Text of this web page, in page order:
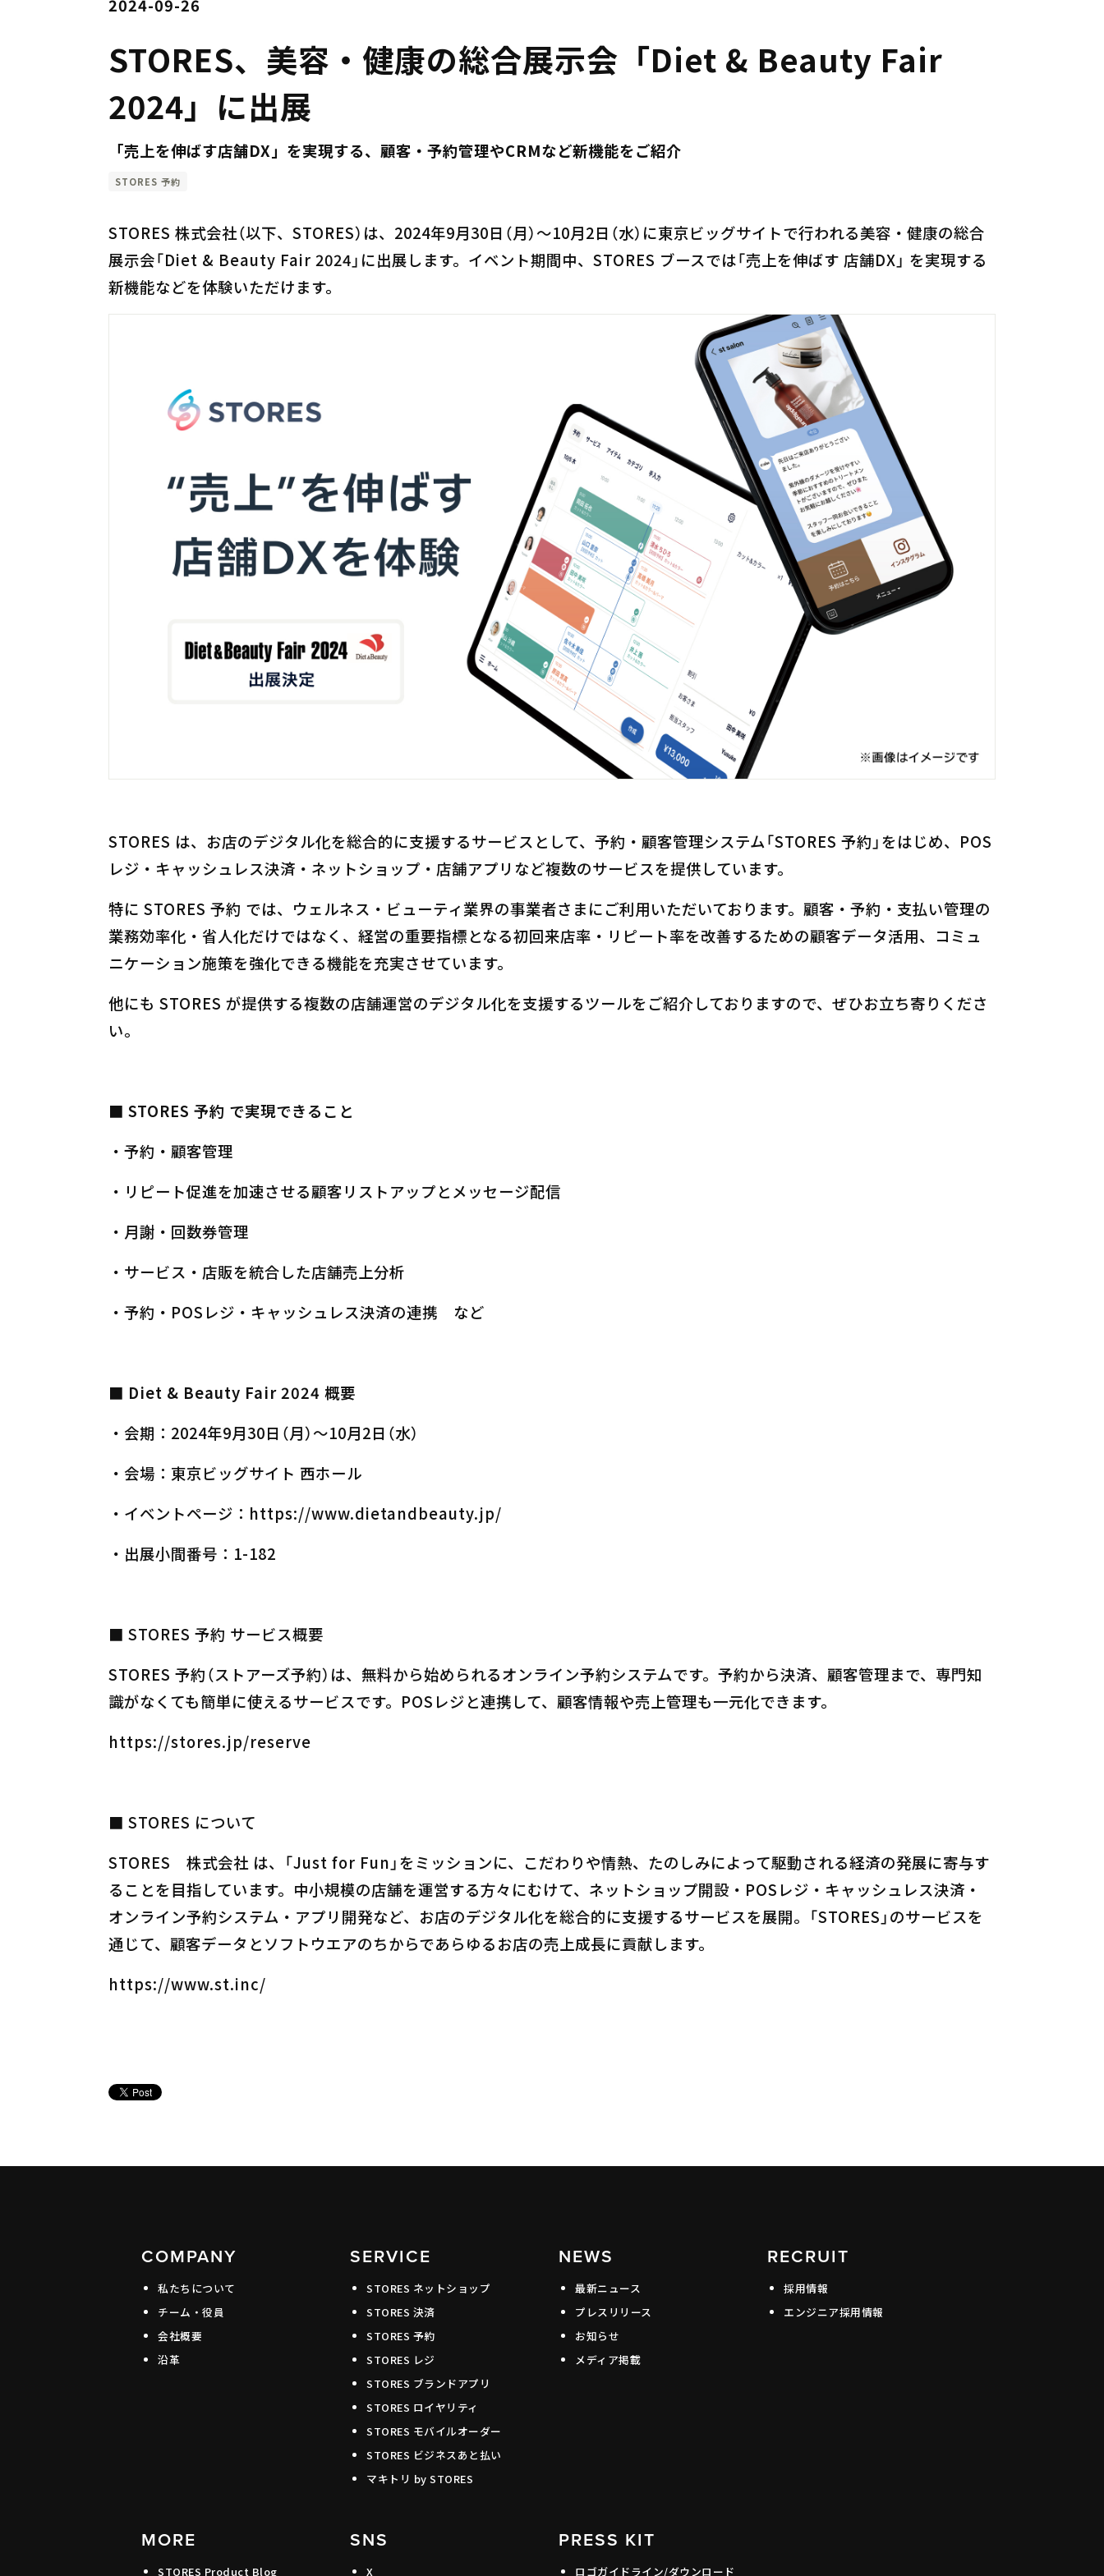
2024-09-26
STORES、美容・健康の総合展示会「Diet & Beauty Fair
2024」に出展
「売上を伸ばす店舗DX」を実現する、顧客・予約管理やCRMなど新機能をご紹介
STORES 予約
STORES 株式会社（以下、STORES）は、2024年9月30日（月）〜10月2日（水）に東京ビッグサイトで行われる美容・健康の総合
展示会「Diet & Beauty Fair 2024」に出展します。イベント期間中、STORES ブースでは「売上を伸ばす 店舗DX」 を実現する
新機能などを体験いただけます。
STORES は、お店のデジタル化を総合的に支援するサービスとして、予約・顧客管理システム「STORES 予約」をはじめ、POS
レジ・キャッシュレス決済・ネットショップ・店舗アプリなど複数のサービスを提供しています。
特に STORES 予約 では、ウェルネス・ビューティ業界の事業者さまにご利用いただいております。顧客・予約・支払い管理の
業務効率化・省人化だけではなく、経営の重要指標となる初回来店率・リピート率を改善するための顧客データ活用、コミュ
ニケーション施策を強化できる機能を充実させています。
他にも STORES が提供する複数の店舗運営のデジタル化を支援するツールをご紹介しておりますので、ぜひお立ち寄りくださ
い。
■ STORES 予約 で実現できること
・予約・顧客管理
・リピート促進を加速させる顧客リストアップとメッセージ配信
・月謝・回数券管理
・サービス・店販を統合した店舗売上分析
・予約・POSレジ・キャッシュレス決済の連携 など
■ Diet & Beauty Fair 2024 概要
・会期：2024年9月30日（月）〜10月2日（水）
・会場：東京ビッグサイト 西ホール
・イベントページ： https://www.dietandbeauty.jp/
・出展小間番号：1-182
■ STORES 予約 サービス概要
STORES 予約（ストアーズ予約）は、無料から始められるオンライン予約システムです。予約から決済、顧客管理まで、専門知
識がなくても簡単に使えるサービスです。POSレジと連携して、顧客情報や売上管理も一元化できます。
https://stores.jp/reserve
■ STORES について
STORES 株式会社 は、「Just for Fun」をミッションに、こだわりや情熱、たのしみによって駆動される経済の発展に寄与す
ることを目指しています。中小規模の店舗を運営する方々にむけて、ネットショップ開設・POSレジ・キャッシュレス決済・
オンライン予約システム・アプリ開発など、お店のデジタル化を総合的に支援するサービスを展開。「STORES」のサービスを
通じて、顧客データとソフトウエアのちからであらゆるお店の売上成長に貢献します。
https://www.st.inc/
COMPANY
私たちについて
チーム・役員
会社概要
沿革
SERVICE
STORES ネットショップ
STORES 決済
STORES 予約
STORES レジ
STORES ブランドアプリ
STORES ロイヤリティ
STORES モバイルオーダー
STORES ビジネスあと払い
マキトリ by STORES
NEWS
最新ニュース
プレスリリース
お知らせ
メディア掲載
RECRUIT
採用情報
エンジニア採用情報
MORE
STORES Product Blog
SNS
X
PRESS KIT
ロゴガイドライン/ダウンロード